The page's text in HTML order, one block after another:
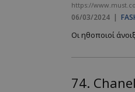
https://
06/03/2024 |
Οι ηθοποιοί
74.